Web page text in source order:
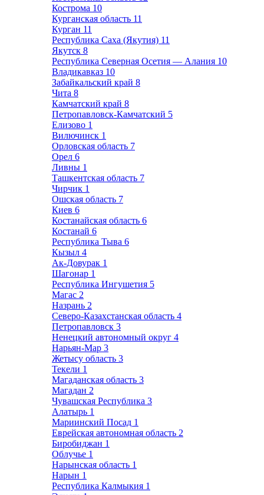
Кострома 10
Курганская область 11
Курган 11
Республика Саха (Якутия) 11
Якутск 8
Республика Северная Осетия — Алания 10
Владикавказ 10
Забайкальский край 8
Чита 8
Камчатский край 8
Петропавловск-Камчатский 5
Елизово 1
Вилючинск 1
Орловская область 7
Орел 6
Ливны 1
Ташкентская область 7
Чирчик 1
Ошская область 7
Киев 6
Костанайская область 6
Костанай 6
Республика Тыва 6
Кызыл 4
Ак-Довурак 1
Шагонар 1
Республика Ингушетия 5
Магас 2
Назрань 2
Северо-Казахстанская область 4
Петропавловск 3
Ненецкий автономный округ 4
Нарьян-Мар 3
Жетысу область 3
Текели 1
Магаданская область 3
Магадан 2
Чувашская Республика 3
Алатырь 1
Мариинский Посад 1
Еврейская автономная область 2
Биробиджан 1
Облучье 1
Нарынская область 1
Нарын 1
Республика Калмыкия 1